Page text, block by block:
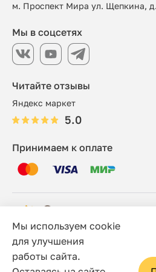
Читайте отзывы
Яндекс маркет
5.0
м. Проспект Мира ул. Щепкина,
Принимаем к оплате
Мы в соцсетях
© 2006 - 2026 Этно-шоп,
Политика конфиденциальности
Мы используем cookie
для улучшения
работы сайта.